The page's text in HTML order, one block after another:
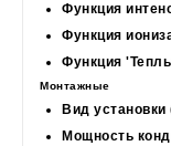
Функция
Функция
Функция
Монтажные
Вид установки
Мощность